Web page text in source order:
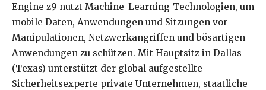
Engine z9 nutzt Machine-Learning-Technologien, um
mobile Daten, Anwendungen und Sitzungen vor
Manipulationen, Netzwerkangriffen und bösartigen
Anwendungen zu schützen. Mit Hauptsitz in Dallas
(Texas) unterstützt der global aufgestellte
Sicherheitsexperte private Unternehmen, staatliche